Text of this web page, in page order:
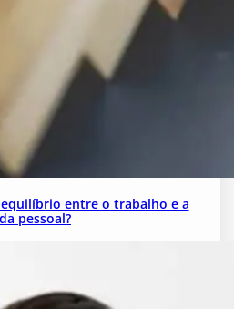
entre o trabalho e a
pessoal?